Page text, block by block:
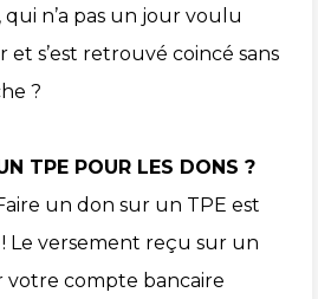
n’a pas un jour voulu
s’est retrouvé coincé sans
?
TPE POUR LES DONS ?
un don sur un TPE est
Le versement reçu sur un
votre compte bancaire